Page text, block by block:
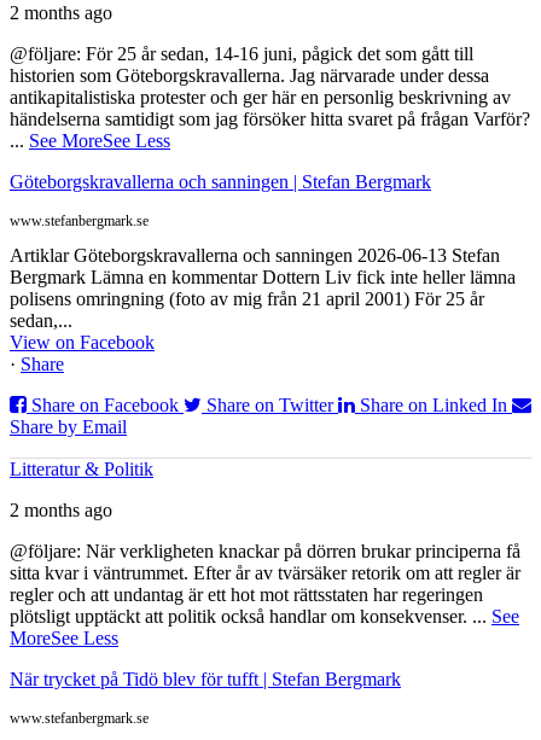
2 months ago
@följare: För 25 år sedan, 14-16 juni, pågick det som gått till
historien som Göteborgskravallerna. Jag närvarade under dessa
antikapitalistiska protester och ger här en personlig beskrivning av
händelserna samtidigt som jag försöker hitta svaret på frågan Varför?
... See MoreSee Less
Göteborgskravallerna och sanningen | Stefan Bergmark
www.stefanbergmark.se
Artiklar Göteborgskravallerna och sanningen 2026-06-13 Stefan
Bergmark Lämna en kommentar Dottern Liv fick inte heller lämna
polisens omringning (foto av mig från 21 april 2001) För 25 år
sedan,...
View on Facebook
· Share
Share on Facebook
Share on Twitter
Share on Linked In
Share by Email
Litteratur & Politik
2 months ago
@följare: När verkligheten knackar på dörren brukar principerna få
sitta kvar i väntrummet. Efter år av tvärsäker retorik om att regler är
regler och att undantag är ett hot mot rättsstaten har regeringen
plötsligt upptäckt att politik också handlar om konsekvenser. ... See
MoreSee Less
När trycket på Tidö blev för tufft | Stefan Bergmark
www.stefanbergmark.se